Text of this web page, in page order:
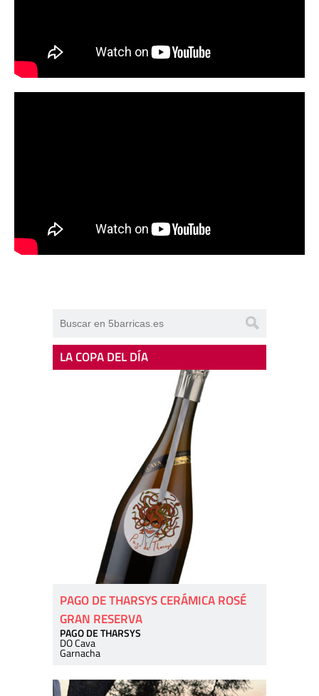
LA COPA DEL DÍA
PAGO DE THARSYS CERÁMICA ROSÉ
GRAN RESERVA
PAGO DE THARSYS
DO Cava
Garnacha